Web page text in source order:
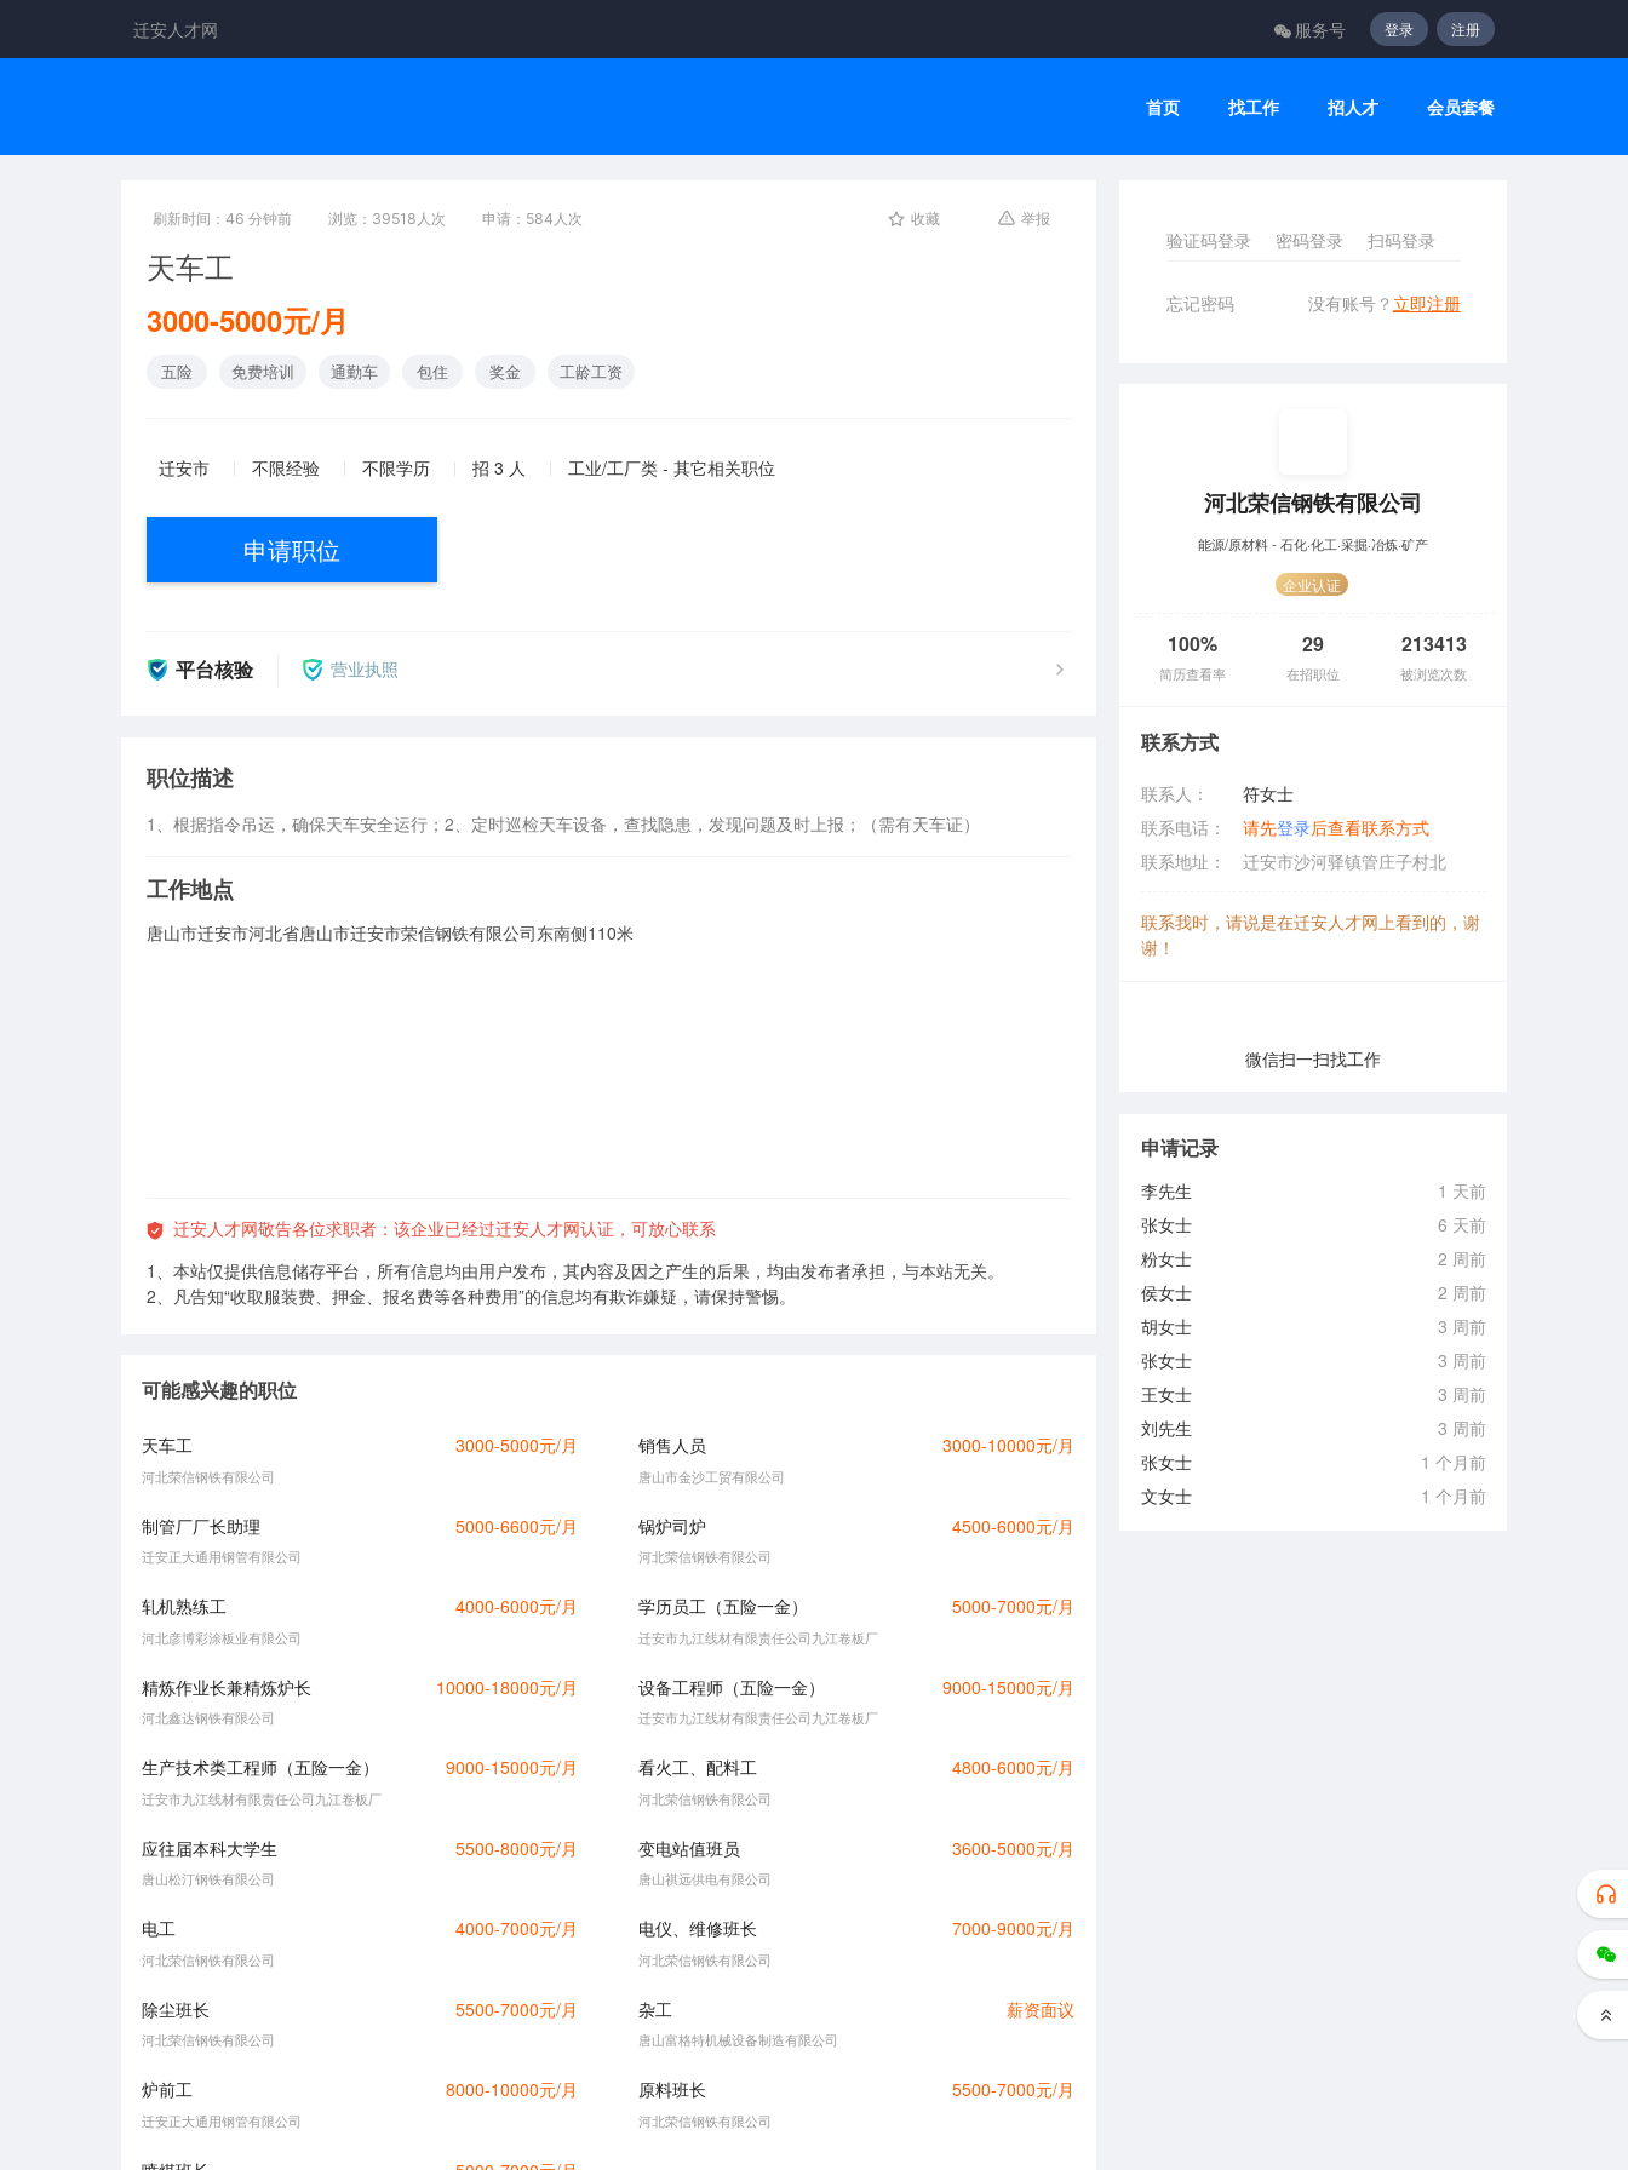
迁安人才网 服务号 登录 注册
首页 找工作 招人才 会员套餐
刷新时间：46 分钟前 浏览：39518人次 申请：584人次 收藏 举报
天车工
3000-5000元/月
五险 免费培训 通勤车 包住 奖金 工龄工资
迁安市 不限经验 不限学历 招 3 人 工业/工厂类 - 其它相关职位
申请职位
平台核验 营业执照
职位描述
1、根据指令吊运，确保天车安全运行；2、定时巡检天车设备，查找隐患，发现问题及时上报；（需有天车证）
工作地点
唐山市迁安市河北省唐山市迁安市荣信钢铁有限公司东南侧110米
迁安人才网敬告各位求职者：该企业已经过迁安人才网认证，可放心联系
1、本站仅提供信息储存平台，所有信息均由用户发布，其内容及因之产生的后果，均由发布者承担，与本站无关。
2、凡告知“收取服装费、押金、报名费等各种费用”的信息均有欺诈嫌疑，请保持警惕。
可能感兴趣的职位
天车工 3000-5000元/月
河北荣信钢铁有限公司
销售人员 3000-10000元/月
唐山市金沙工贸有限公司
制管厂厂长助理 5000-6600元/月
迁安正大通用钢管有限公司
锅炉司炉 4500-6000元/月
河北荣信钢铁有限公司
轧机熟练工 4000-6000元/月
河北彦博彩涂板业有限公司
学历员工（五险一金） 5000-7000元/月
迁安市九江线材有限责任公司九江卷板厂
精炼作业长兼精炼炉长 10000-18000元/月
河北鑫达钢铁有限公司
设备工程师（五险一金） 9000-15000元/月
迁安市九江线材有限责任公司九江卷板厂
生产技术类工程师（五险一金） 9000-15000元/月
迁安市九江线材有限责任公司九江卷板厂
看火工、配料工 4800-6000元/月
河北荣信钢铁有限公司
应往届本科大学生 5500-8000元/月
唐山松汀钢铁有限公司
变电站值班员 3600-5000元/月
唐山祺远供电有限公司
电工 4000-7000元/月
河北荣信钢铁有限公司
电仪、维修班长 7000-9000元/月
河北荣信钢铁有限公司
除尘班长 5500-7000元/月
河北荣信钢铁有限公司
杂工 薪资面议
唐山富格特机械设备制造有限公司
炉前工 8000-10000元/月
迁安正大通用钢管有限公司
原料班长 5500-7000元/月
河北荣信钢铁有限公司
验证码登录 密码登录 扫码登录
忘记密码 没有账号？ 立即注册
河北荣信钢铁有限公司
能源/原材料 - 石化·化工·采掘·冶炼·矿产
企业认证
100%
简历查看率
29
在招职位
213413
被浏览次数
联系方式
联系人：
符女士
联系电话：
请先登录后查看联系方式
联系地址：
迁安市沙河驿镇管庄子村北
联系我时，请说是在迁安人才网上看到的，谢
谢！
微信扫一扫找工作
申请记录
李先生
1 天前
张女士
6 天前
粉女士
2 周前
侯女士
2 周前
胡女士
3 周前
张女士
3 周前
王女士
3 周前
刘先生
3 周前
张女士
1 个月前
文女士
1 个月前